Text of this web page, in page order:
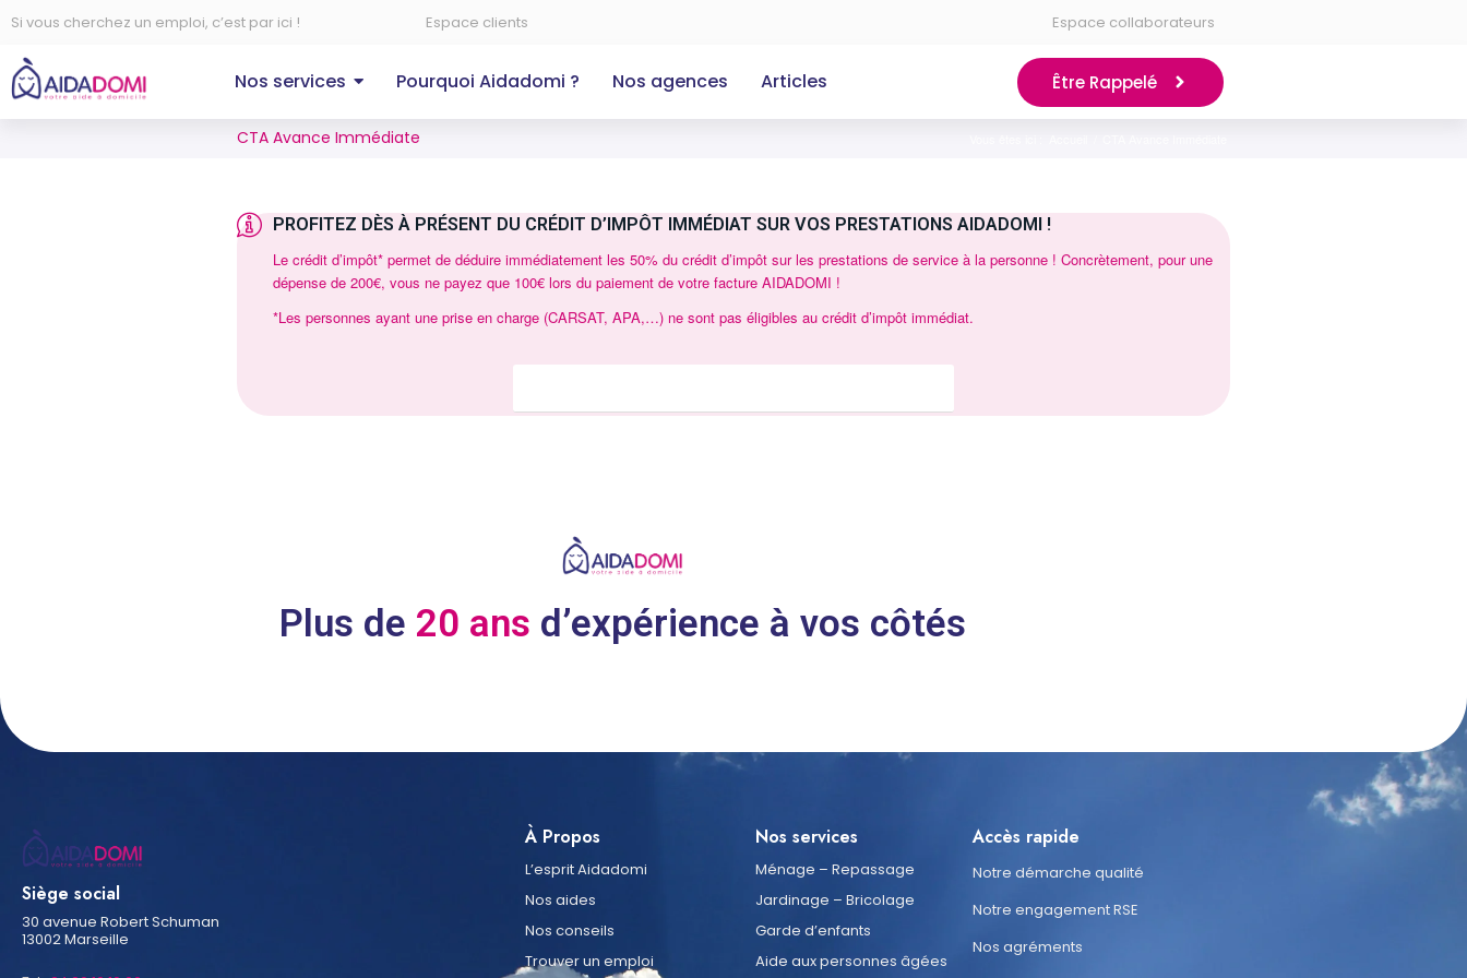
Si vous cherchez un emploi, c’est par ici ! Espace clients Espace collaborateurs
Nos services Pourquoi Aidadomi ? Nos agences Articles Être Rappelé
CTA Avance Immédiate
PROFITEZ DÈS À PRÉSENT DU CRÉDIT D’IMPÔT IMMÉDIAT SUR VOS PRESTATIONS AIDADOMI !
Le crédit d’impôt* permet de déduire immédiatement les 50% du crédit d’impôt sur les prestations de service à la personne ! Concrètement, pour une
dépense de 200€, vous ne payez que 100€ lors du paiement de votre facture AIDADOMI !
*Les personnes ayant une prise en charge (CARSAT, APA,…) ne sont pas éligibles au crédit d’impôt immédiat.
Plus de 20 ans d’expérience à vos côtés
Siège social
30 avenue Robert Schuman
13002 Marseille
À Propos
L’esprit Aidadomi
Nos aides
Nos conseils
Trouver un emploi
Nos services
Ménage – Repassage
Jardinage – Bricolage
Garde d’enfants
Aide aux personnes âgées
Accès rapide
Notre démarche qualité
Notre engagement RSE
Nos agréments